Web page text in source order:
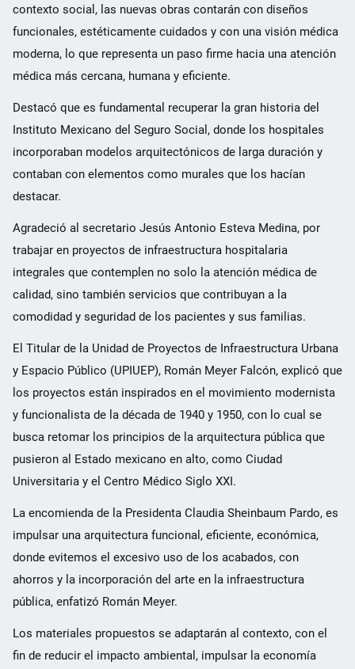
contexto social, las nuevas obras contarán con diseños
funcionales, estéticamente cuidados y con una visión médica
moderna, lo que representa un paso firme hacia una atención
médica más cercana, humana y eficiente.
Destacó que es fundamental recuperar la gran historia del
Instituto Mexicano del Seguro Social, donde los hospitales
incorporaban modelos arquitectónicos de larga duración y
contaban con elementos como murales que los hacían
destacar.
Agradeció al secretario Jesús Antonio Esteva Medina, por
trabajar en proyectos de infraestructura hospitalaria
integrales que contemplen no solo la atención médica de
calidad, sino también servicios que contribuyan a la
comodidad y seguridad de los pacientes y sus familias.
El Titular de la Unidad de Proyectos de Infraestructura Urbana
y Espacio Público (UPIUEP), Román Meyer Falcón, explicó que
los proyectos están inspirados en el movimiento modernista
y funcionalista de la década de 1940 y 1950, con lo cual se
busca retomar los principios de la arquitectura pública que
pusieron al Estado mexicano en alto, como Ciudad
Universitaria y el Centro Médico Siglo XXI.
La encomienda de la Presidenta Claudia Sheinbaum Pardo, es
impulsar una arquitectura funcional, eficiente, económica,
donde evitemos el excesivo uso de los acabados, con
ahorros y la incorporación del arte en la infraestructura
pública, enfatizó Román Meyer.
Los materiales propuestos se adaptarán al contexto, con el
fin de reducir el impacto ambiental, impulsar la economía